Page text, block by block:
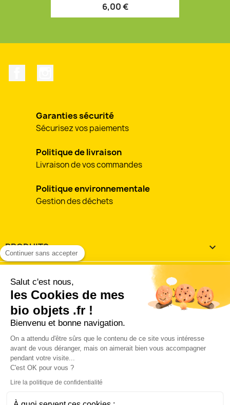
6,00 €
Garanties sécurité
Sécurisez vos paiements
Politique de livraison
Livraison de vos commandes
Politique environnementale
Gestion des déchets
PRODUITS 
VOTRE COMPTE 
INFORMATIONS
J'accepte lesconditions utilisation et de vente
les conditions générales d'utilisation et de vente
la charte des données personnelles.
Continuer sans accepter
Salut c'est nous,
les Cookies de mes
bio objets .fr !
Bienvenu et bonne navigation.
On a attendu d'être sûrs que le contenu de ce site vous intéresse
avant de vous déranger, mais on aimerait bien vous accompagner
pendant votre visite...
C'est OK pour vous ?
Lire la politique de confidentialité